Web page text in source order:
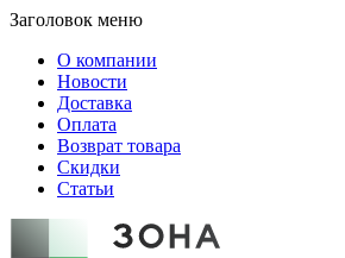
Заголовок меню
О компании
Новости
Доставка
Оплата
Возврат товара
Скидки
Статьи